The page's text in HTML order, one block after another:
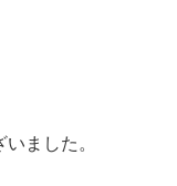
ました。